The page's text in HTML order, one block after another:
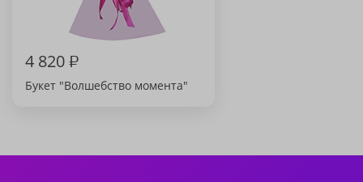
4 820₽
Букет "Волшебство момента"